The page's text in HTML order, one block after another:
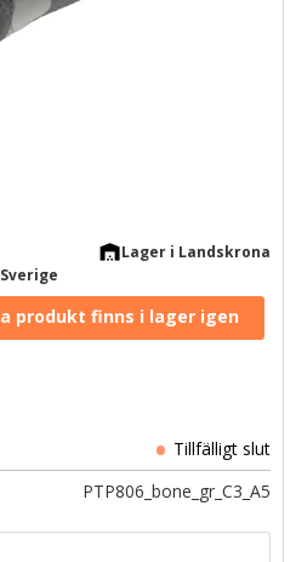
warehouseLager i Landskrona
PTP806_bone_gr_C3_A5